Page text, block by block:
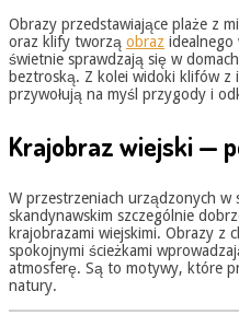
Obrazy przedstawiające plaże z
oraz klify tworzą obraz
świetnie sprawdzają się w
beztroską. Z kolei widoki klifów z
przywołują na myśl przygody i
Krajobraz wiejski —
W przestrzeniach urządzonych w
skandynawskim szczególnie
krajobrazami wiejskimi. Obrazy z
spokojnymi ścieżkami
atmosferę. Są to motywy, które
natury.